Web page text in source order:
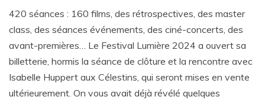
420 séances : 160 films, des rétrospectives, des master
class, des séances événements, des ciné-concerts, des
avant-premières… Le Festival Lumière 2024 a ouvert sa
billetterie, hormis la séance de clôture et la rencontre avec
Isabelle Huppert aux Célestins, qui seront mises en vente
ultérieurement. On vous avait déjà révélé quelques